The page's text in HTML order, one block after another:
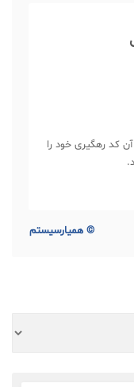
کد رهگیری خود را
© همیارسیستم